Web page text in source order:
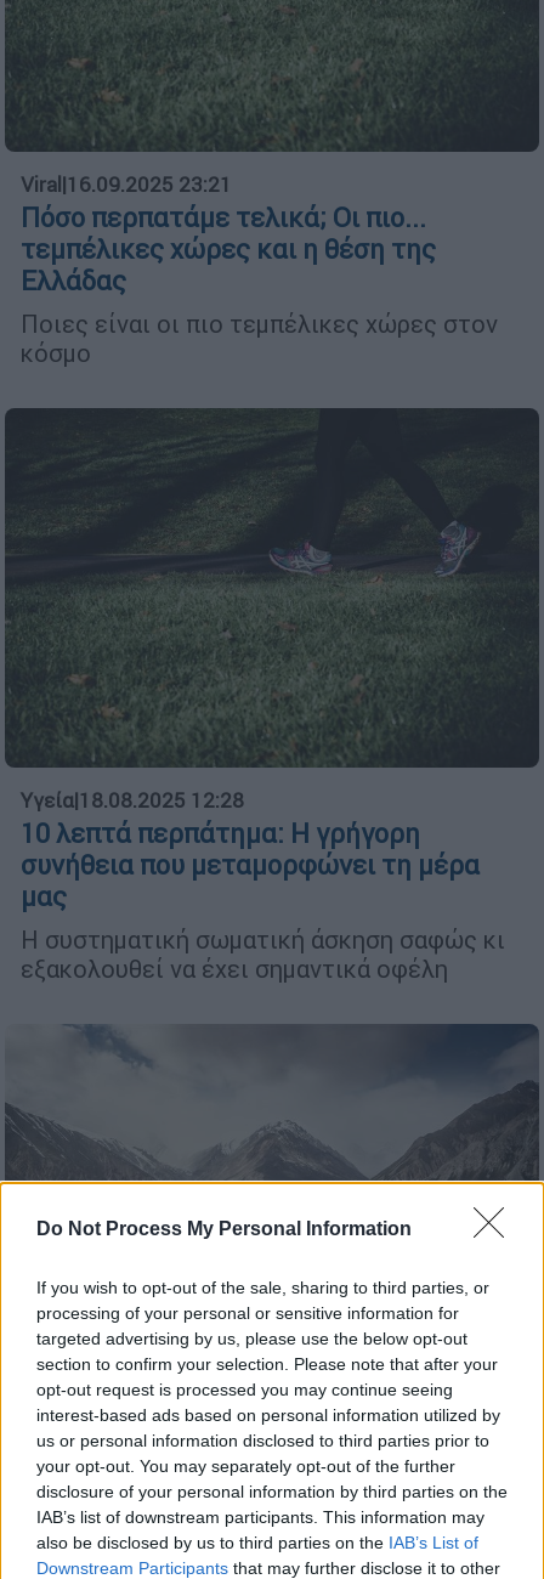
Do Not Process My Personal Information
If you wish to opt-out of the sale, sharing to third parties, or
processing of your personal or sensitive information for
targeted advertising by us, please use the below opt-out
section to confirm your selection. Please note that after your
opt-out request is processed you may continue seeing
interest-based ads based on personal information utilized by
us or personal information disclosed to third parties prior to
your opt-out. You may separately opt-out of the further
disclosure of your personal information by third parties on the
IAB’s list of downstream participants. This information may
also be disclosed by us to third parties on the IAB’s List of
Downstream Participants that may further disclose it to other
Viral |16.09.2025 23:21
Πόσο περπατάμε τελικά; Οι πιο...
τεμπέλικες χώρες και η θέση της
Ελλάδας
Ποιες είναι οι πιο τεμπέλικες χώρες στον
κόσμο
Υγεία|18.08.2025 12:28
10 λεπτά περπάτημα: Η γρήγορη
συνήθεια που μεταμορφώνει τη μέρα
μας
Η συστηματική σωματική άσκηση σαφώς κι
εξακολουθεί να έχει σημαντικά οφέλη
Viral|25.03.2025 05:00
Η μεγαλύτερη διαδρομή πάνω στη Γη -
Περπατώντας διασχίζεις 17 χώρες
Υπάρχουν έξι διαφορετικές ζώνες ώρας